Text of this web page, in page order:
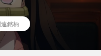
銘柄